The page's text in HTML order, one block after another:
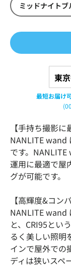
ミッドナイトブ
最短お届け
【手持ち撮影に
NANLITE wand
です。
運用に最適で屋
グが可能です。
【高輝度&コン
NANLITE wand
と、CRI95とい
るく美しい照明
インで屋外での
ディは狭いスペ